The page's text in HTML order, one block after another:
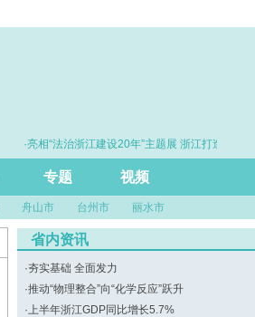
·亮相“法治浙江建设20年”主题展 浙江打造的这把“标
专题 视频
舟山市 台州市 丽水市
省内资讯
·夯实基础 全面发力
·推动“物理整合”向“化学反应”跃升
·上半年浙江GDP同比增长5.7%